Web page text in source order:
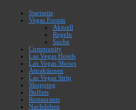
Startseite
Vegas Forum
Aktuell
Regeln
Suche
Community
Las Vegas Hotels
Las Vegas Shows
Attraktionen
Las Vegas Strip
Shopping
Buffets
Restaurants
Nachtleben